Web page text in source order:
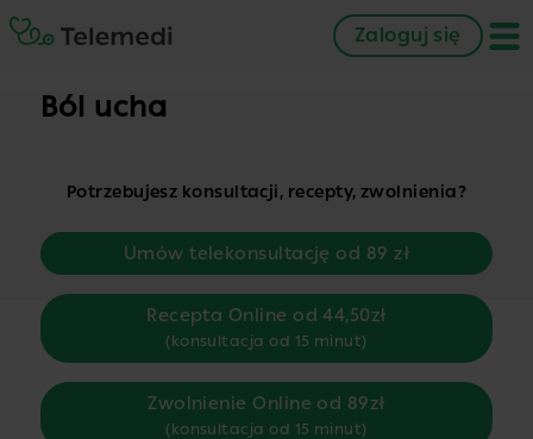
Zaloguj się
Ból ucha
Potrzebujesz konsultacji, recepty, zwolnienia?
Umów telekonsultację od 89 zł
Recepta Online od 44,50zł
(konsultacja od 15 minut)
Zwolnienie Online od 89zł
(konsultacja od 15 minut)